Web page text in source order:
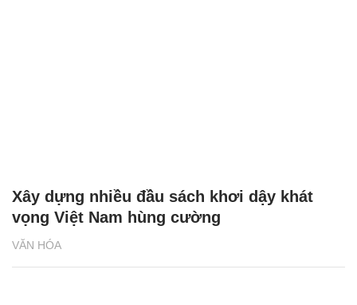
VĂN HÓA
Xây dựng nhiều đầu sách khơi dậy khát
vọng Việt Nam hùng cường